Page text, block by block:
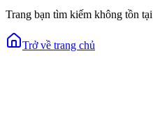
Trang bạn tìm kiếm không tồn
Trở về trang chủ